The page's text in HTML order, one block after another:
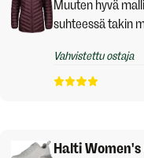
Muuten hyvä
suhteessä takin
Vahvistettu ostaja
Halti Women's